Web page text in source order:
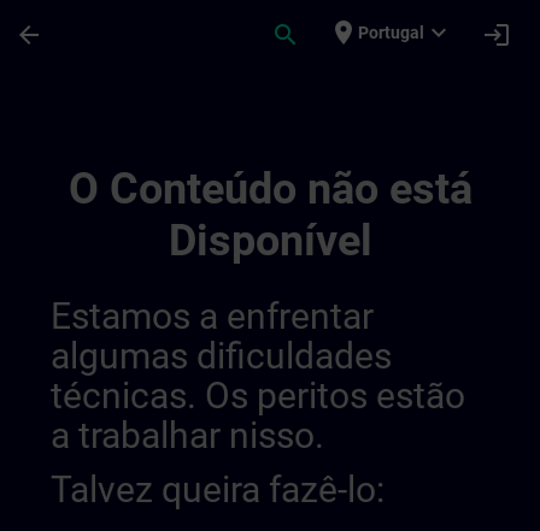
arrow_back search place Portugal expand_more login
O Conteúdo não está
Disponível
Estamos a enfrentar
algumas dificuldades
técnicas. Os peritos estão
a trabalhar nisso.
Talvez queira fazê-lo: